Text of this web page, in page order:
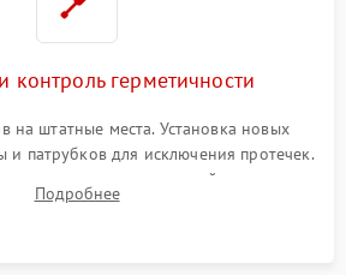
контроль герметичности
на штатные места. Установка новых
и патрубков для исключения протечек.
хомутов гидравлической системы,
и установка датчика поплавка.
Подробнее